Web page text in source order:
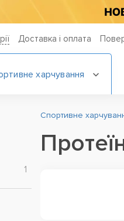
Доставка і оплата
харчування
1
Спортивне